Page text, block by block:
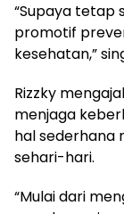
“Supaya tetap
promotif
kesehatan,”
Rizzky
menjaga
hal sederhana
sehari-hari.
“Mulai dari